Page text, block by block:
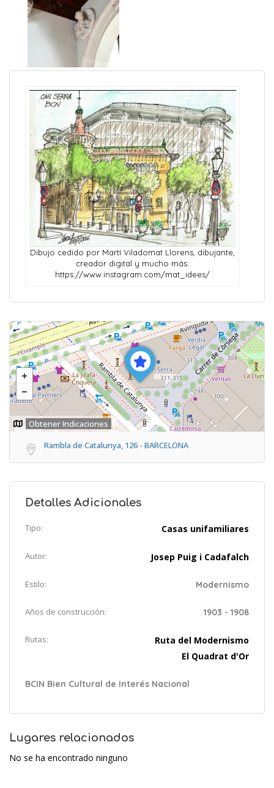
Dibujo cedido por Martí Viladomat Llorens, dibujante,
creador digital y mucho más:
https://www.instagram.com/mat_idees/
Obtener Indicaciones
Rambla de Catalunya, 126 - BARCELONA
Detalles Adicionales
Tipo: Casas unifamiliares
Autor: Josep Puig i Cadafalch
Estilo: Modernismo
Años de construcción: 1903 - 1908
Rutas:
Ruta del Modernismo
El Quadrat d'Or
BCIN Bien Cultural de Interés Nacional
Lugares relacionados
No se ha encontrado ninguno